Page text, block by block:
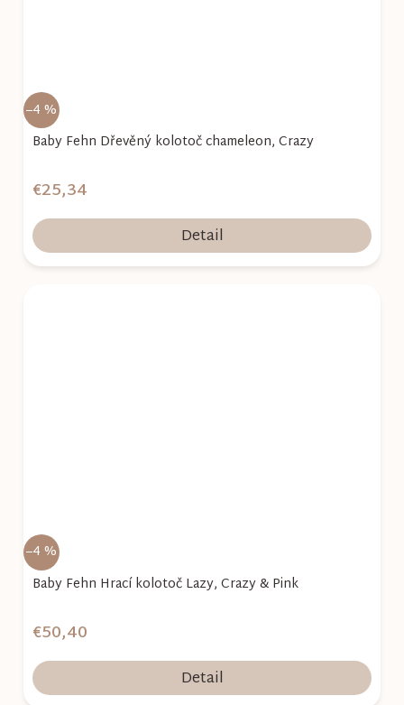
–4 %
Baby Fehn Dřevěný kolotoč chameleon, Crazy
€25,34
Detail
–4 %
Baby Fehn Hrací kolotoč Lazy, Crazy & Pink
€50,40
Detail